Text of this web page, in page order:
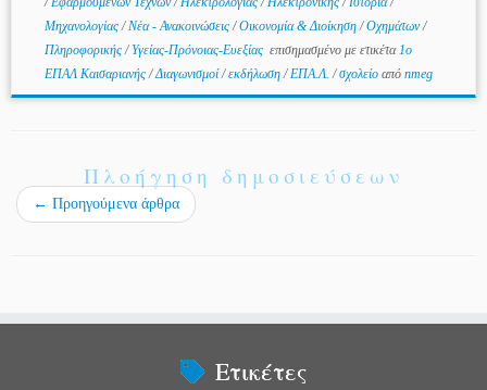
Μηχανολογίας/Νέα - Ανακοινώσεις/Οικονομία & Διοίκηση/Οχημάτων/
Πληροφορικής/Υγείας-Πρόνοιας-Ευεξίας επισημασμένο με ετικέτα1ο
ΕΠΑΛ Καισαριανής/Διαγωνισμοί/εκδήλωση/ΕΠΑ.Λ./σχολείο από nmeg
Πλοήγηση δημοσιεύσεων
← Προηγούμενα άρθρα
Ετικέτες